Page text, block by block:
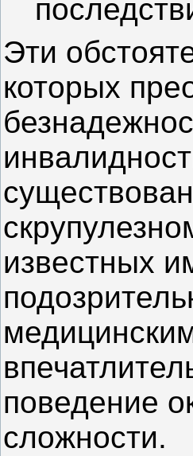
Эти
которых
известных
поведение
сложности.